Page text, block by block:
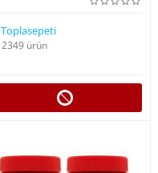
Toplasepeti
2349 ürün